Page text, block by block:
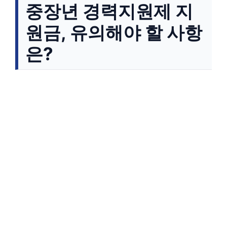
중장년 경력지원제 지
원금, 유의해야 할 사항
은?